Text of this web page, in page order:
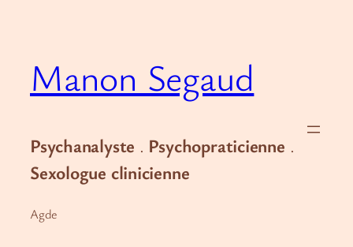
Manon Segaud
Psychanalyste . Psychopraticienne .
Sexologue clinicienne
Agde